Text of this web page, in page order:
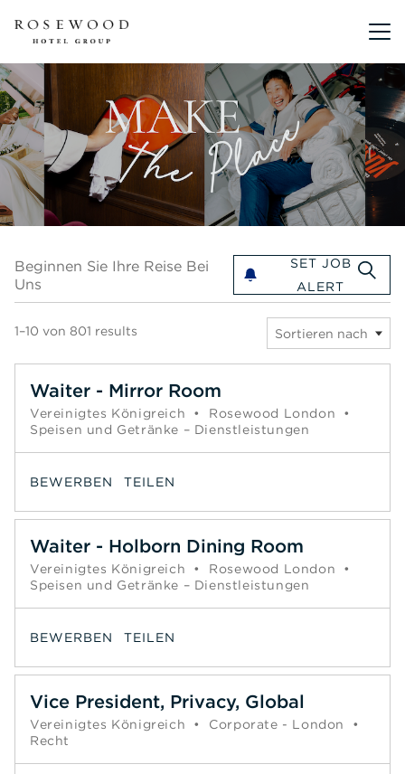
Beginnen Sie Ihre Reise Bei
Uns
SET JOB
ALERT
1–10 von 801 results Sortieren nach
Waiter - Mirror Room
Vereinigtes Königreich • Rosewood London
•
Speisen und Getränke – Dienstleistungen
BEWERBEN TEILEN
Waiter - Holborn Dining Room
Vereinigtes Königreich • Rosewood London
•
Speisen und Getränke – Dienstleistungen
BEWERBEN TEILEN
Vice President, Privacy, Global
Vereinigtes Königreich • Corporate - London
•
Recht